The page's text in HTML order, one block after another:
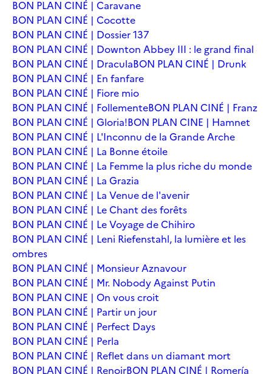
BON PLAN CINÉ | Caravane
BON PLAN CINÉ | Cocotte
BON PLAN CINÉ | Dossier 137
BON PLAN CINÉ | Downton Abbey III : le grand final
BON PLAN CINÉ | DraculaBON PLAN CINÉ | Drunk
BON PLAN CINÉ | En fanfare
BON PLAN CINÉ | Fiore mio
BON PLAN CINÉ | FollementeBON PLAN CINÉ | Franz
BON PLAN CINÉ | Gloria!BON PLAN CINE | Hamnet
BON PLAN CINÉ | L'Inconnu de la Grande Arche
BON PLAN CINÉ | La Bonne étoile
BON PLAN CINÉ | La Femme la plus riche du monde
BON PLAN CINÉ | La Grazia
BON PLAN CINÉ | La Venue de l'avenir
BON PLAN CINÉ | Le Chant des forêts
BON PLAN CINÉ | Le Voyage de Chihiro
BON PLAN CINÉ | Leni Riefenstahl, la lumière et les
ombres
BON PLAN CINÉ | Monsieur Aznavour
BON PLAN CINÉ | Mr. Nobody Against Putin
BON PLAN CINE | On vous croit
BON PLAN CINÉ | Partir un jour
BON PLAN CINÉ | Perfect Days
BON PLAN CINÉ | Perla
BON PLAN CINÉ | Reflet dans un diamant mort
BON PLAN CINÉ | RenoirBON PLAN CINÉ | Romería